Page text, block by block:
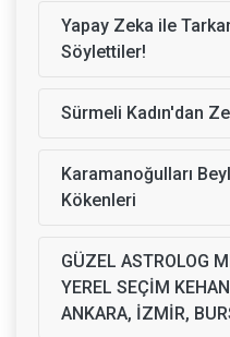
Yapay Zeka ile
Söylettiler!
Sürmeli Kadın'dan
Karamanoğulları
Kökenleri
GÜZEL ASTROLOG
YEREL SEÇİM
ANKARA, İZMİR,